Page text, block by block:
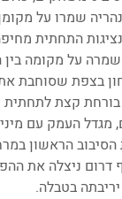
שמרו על
התחתית
על מקומה בין
בצפת שסוחבת
קצת לתחתית
מגדל העמק עם
הראשון
דרום ניצלה את
בטבלה.